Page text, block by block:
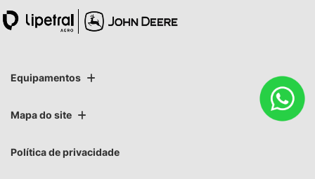
Equipamentos
Mapa do site
Política de privacidade